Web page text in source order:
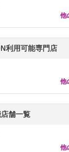
他
利用可能専門店
他
舗一覧
他